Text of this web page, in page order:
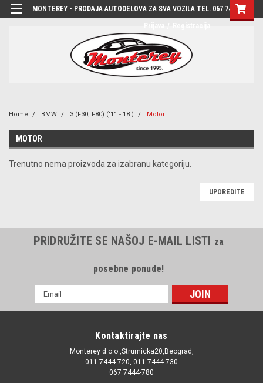
MONTEREY - PRODAJA AUTODELOVA ZA SVA VOZILA TEL. 067 7444-780
Home BMW 3 (F30, F80) ('11.-'18.) Motor
MOTOR
Trenutno nema proizvoda za izabranu kategoriju.
UPOREDITE
PRIDRUŽITE SE NAŠOJ E-MAIL LISTI za
posebne ponude!
mail
Kontaktirajte nas
Monterey d.o.o.,Strumicka20,Beograd,
011 7444-720, 011 7444-730
067 7444-780